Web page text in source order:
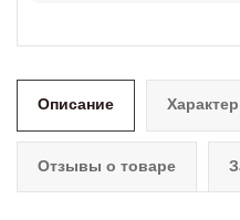
Описание
Отзывы о товаре